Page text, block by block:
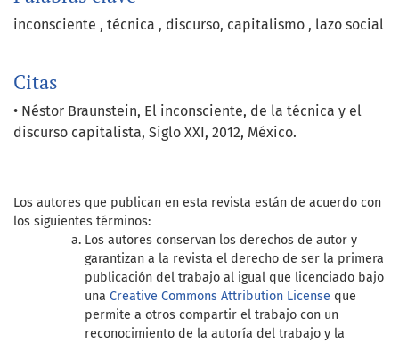
inconsciente técnica discurso capitalismo lazo social
Citas
• Néstor Braunstein, El inconsciente, de la técnica y el
discurso capitalista, Siglo XXI, 2012, México.
Los autores que publican en esta revista están de acuerdo con
los siguientes términos:
Los autores conservan los derechos de autor y
garantizan a la revista el derecho de ser la primera
publicación del trabajo al igual que licenciado bajo
una Creative Commons Attribution License que
permite a otros compartir el trabajo con un
reconocimiento de la autoría del trabajo y la